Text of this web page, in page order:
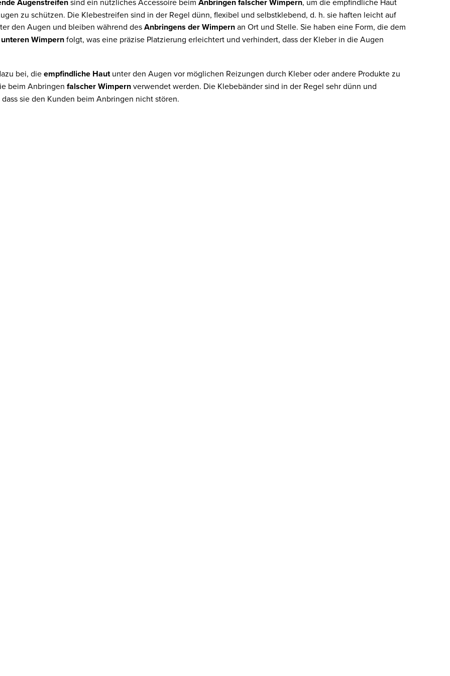
zu schützen. Die Klebestreifen sind in der Regel dünn, flexibel und selbstklebend, d. h. sie haften leicht auf
den Augen und bleiben während desAnbringens der Wimpernan Ort und Stelle. Sie haben eine Form, die dem
Wimpernfolgt, was eine präzise Platzierung erleichtert und verhindert, dass der Kleber in die Augen
bei, dieempfindliche Hautunter den Augen vor möglichen Reizungen durch Kleber oder andere Produkte zu
beim Anbringen falscher Wimpernverwendet werden. Die Klebebänder sind in der Regel sehr dünn und
sie den Kunden beim Anbringen nicht stören.